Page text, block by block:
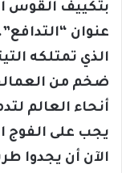
بتكييف القوس
عنوان
الذي تمتلكه
ضخم من
أنحاء العالم
يجب على الفوج
الآن أن يجدوا